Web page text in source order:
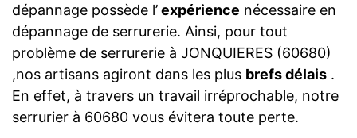
dépannage possède l’expérience nécessaire en
dépannage de serrurerie. Ainsi, pour tout
problème de serrurerie à JONQUIERES (60680)
,nos artisans agiront dans les plus brefs délais .
En effet, à travers un travail irréprochable, notre
serrurier à 60680 vous évitera toute perte.